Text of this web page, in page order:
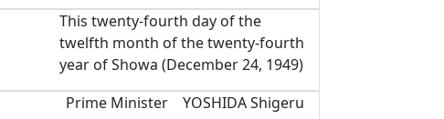
This twenty-fourth day of the
twelfth month of the twenty-fourth
year of Showa (December 24, 1949)
Prime Minister YOSHIDA Shigeru